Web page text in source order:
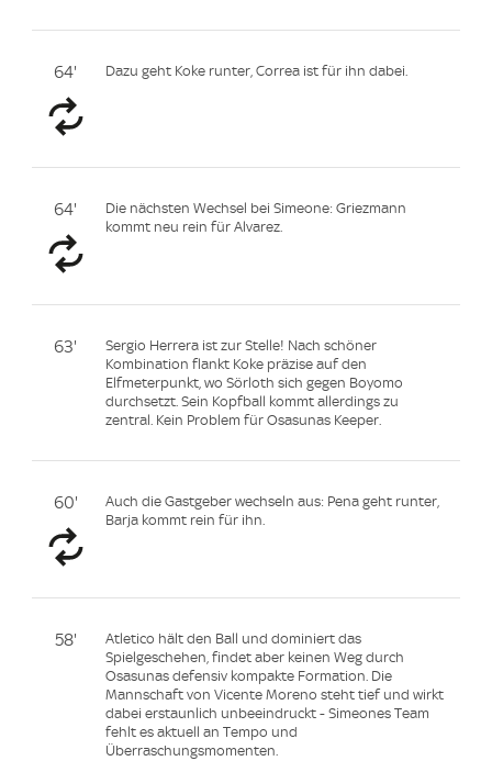
64' Dazu geht Koke runter, Correa ist für ihn dabei.
64'
Die nächsten Wechsel bei Simeone: Griezmann
kommt neu rein für Alvarez.
63'
Sergio Herrera ist zur Stelle! Nach schöner
Kombination flankt Koke präzise auf den
Elfmeterpunkt, wo Sörloth sich gegen Boyomo
durchsetzt. Sein Kopfball kommt allerdings zu
zentral. Kein Problem für Osasunas Keeper.
60'
Auch die Gastgeber wechseln aus: Pena geht runter,
Barja kommt rein für ihn.
58'
Atletico hält den Ball und dominiert das
Spielgeschehen, findet aber keinen Weg durch
Osasunas defensiv kompakte Formation. Die
Mannschaft von Vicente Moreno steht tief und wirkt
dabei erstaunlich unbeeindruckt - Simeones Team
fehlt es aktuell an Tempo und
Überraschungsmomenten.